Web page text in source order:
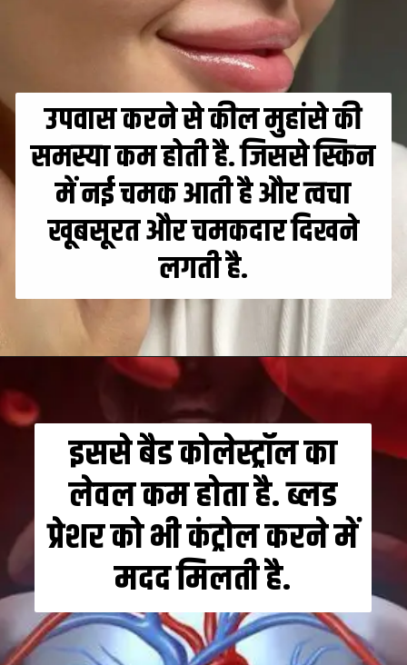
उपवास करने से कील मुहांसे की
समस्या कम होती है. जिससे स्किन
में नई चमक आती है और त्वचा
खूबसूरत और चमकदार दिखने
लगती है.
इससे बैड कोलेस्ट्रॉल का
लेवल कम होता है. ब्लड
प्रेशर को भी कंट्रोल करने में
मदद मिलती है.